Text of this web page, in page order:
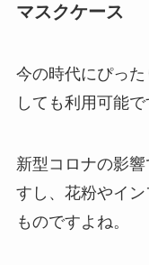
マスクケース
今の時代にぴっ
しても利用可能で
新型コロナの影
すし、花粉やイ
ものですよね。